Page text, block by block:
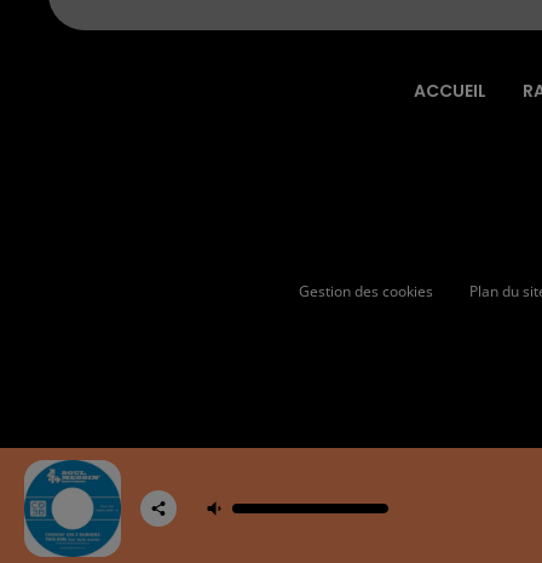
ACCUEIL
Gestion des cookies Plan du